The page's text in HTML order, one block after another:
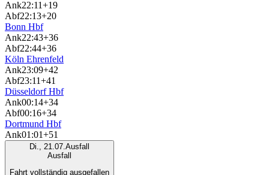
Ank22:11+19
Abf22:13+20
Bonn Hbf
Ank22:43+36
Abf22:44+36
Köln Ehrenfeld
Ank23:09+42
Abf23:11+41
Düsseldorf Hbf
Ank00:14+34
Abf00:16+34
Dortmund Hbf
Ank01:01+51
Di., 21.07. Ausfall
Ausfall
Fahrt vollständig ausgefallen